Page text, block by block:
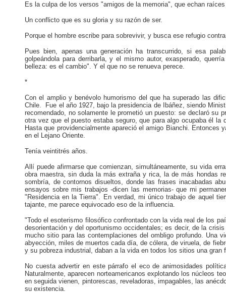
Es la culpa de los versos "amigos de la memoria", que echan
Un conflicto que es su gloria y su razón de ser.
Porque el hombre escribe para sobrevivir, y busca ese refugio
Pues bien, apenas una generación ha transcurrido, si esa
golpeándola para derribarla, y el mismo autor, exasperado,
belleza: es el cambio". Y el que no se renueva perece.
*
Con el amplio y benévolo humorismo del que ha superado las
Chile. Fue el año 1927, bajo la presidencia de Ibáñez, siendo
recomendado, no solamente le prometió un puesto: se declaró su
otra vez que el puesto estaba seguro, que para algo ocupaba él
Hasta que providencialmente apareció el amigo Bianchi. Entonces
en el Lejano Oriente.
Tenía veintitrés años.
Allí puede afirmarse que comienzan, simultáneamente, su vida
obra maestra, sin duda la más extraña y rica, la de más hondas
sombría, de contornos disueltos, donde las frases inacabadas
ensayos sobre mis trabajos -dicen las memorias- que mi
"Residencia en la Tierra". En verdad, mi único trabajo de aquel
tajante, me parece equivocado eso de la influencia.
"Todo el esoterismo filosófico confrontado con la vida real de los
desorientación y del oportunismo occidentales; es decir, de la
mucho sitio para las contemplaciones del ombligo profundo. Una
abyección, miles de muertos cada día, de cólera, de viruela, de
y su pobreza industrial, daban a la vida en todos los sitios una
No cuesta advertir en este párrafo el eco de animosidades
Naturalmente, aparecen norteamericanos explotando los núcleos
en seguida vienen, pintorescas, reveladoras, impagables, las
su existencia.